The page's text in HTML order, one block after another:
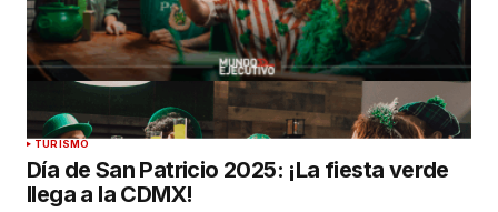
TURISMO
Día de San Patricio 2025: ¡La fiesta verde
llega a la CDMX!